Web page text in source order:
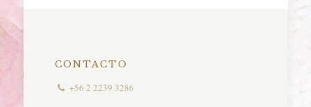
CONTACTO
+56 2 2239 3286